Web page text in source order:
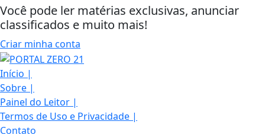
Você pode ler matérias exclusivas, anunciar
classificados e muito mais!
Criar minha conta
Início |
Sobre |
Painel do Leitor |
Termos de Uso e Privacidade |
Contato